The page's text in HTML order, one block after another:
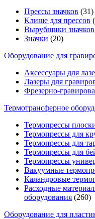
Прессы значков (31)
Клише для прессов
Вырубщики значков
Значки (20)
Оборудование для
Аксессуары для
Лазеры для
Фрезерно-
Термотрансферное
Термопрессы
Термопрессы для
Термопрессы для
Термопрессы для
Термопрессы
Вакуумные
Каландровые
Расходные
оборудования (260)
Оборудование для